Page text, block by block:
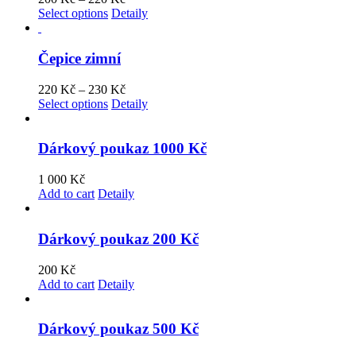
Select options Detaily
Čepice zimní
220 Kč – 230 Kč
Select options Detaily
Dárkový poukaz 1000 Kč
1 000 Kč
Add to cart Detaily
Dárkový poukaz 200 Kč
200 Kč
Add to cart Detaily
Dárkový poukaz 500 Kč